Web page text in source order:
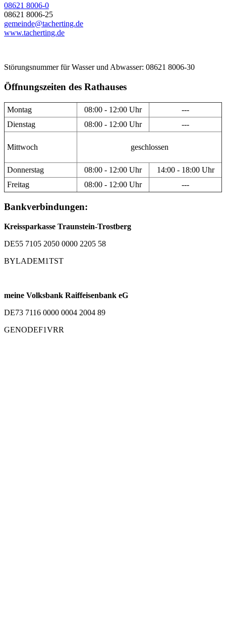
08621 8006-0
08621 8006-25
gemeinde@tacherting.de
www.tacherting.de
Störungsnummer für Wasser und Abwasser: 08621 8006-30
Öffnungszeiten des Rathauses
Montag 08:00 - 12:00 Uhr
---
Dienstag
08:00 - 12:00 Uhr ---
Mittwoch geschlossen
Donnerstag 08:00 - 12:00 Uhr
14:00 - 18:00 Uhr
Freitag
08:00 - 12:00 Uhr ---
Bankverbindungen:
Kreissparkasse Traunstein-Trostberg
DE55 7105 2050 0000 2205 58
BYLADEM1TST
meine Volksbank Raiffeisenbank eG
DE73 7116 0000 0004 2004 89
GENODEF1VRR